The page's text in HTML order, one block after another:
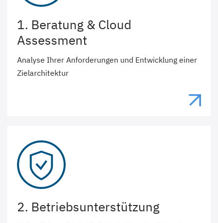
1. Beratung & Cloud
Assessment
Analyse Ihrer Anforderungen und Entwicklung einer
Zielarchitektur
2. Betriebsunterstützung